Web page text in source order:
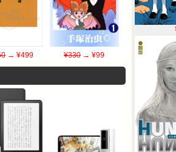
→ ¥499 ¥330 → ¥99